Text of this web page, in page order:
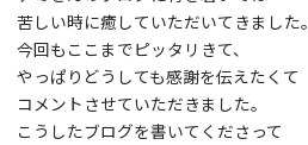
苦しい時に癒していただいてきました。
今回もここまでピッタリきて、
やっぱりどうしても感謝を伝えたくて
コメントさせていただきました。
こうしたブログを書いてくださって